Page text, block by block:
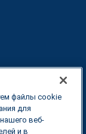
файлы cookie
для
веб-
и в